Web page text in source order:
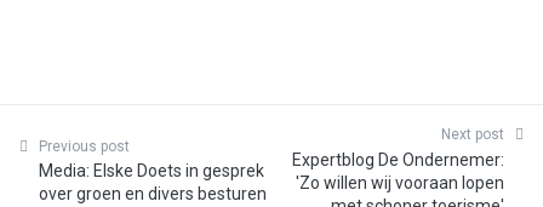
Previous post
Media: Elske Doets in gesprek
over groen en divers besturen
Next post
Expertblog De Ondernemer:
'Zo willen wij vooraan lopen